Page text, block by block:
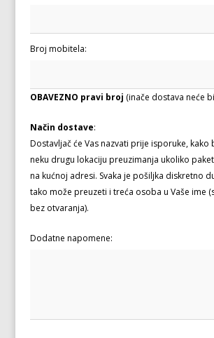
Broj mobitela:
OBAVEZNO pravi broj (inače dostava neće
Način dostave:
Dostavljač će Vas nazvati prije isporuke,
neku drugu lokaciju preuzimanja ukoliko
na kućnoj adresi. Svaka je pošiljka diskretno
tako može preuzeti i treća osoba u Vaše ime
bez otvaranja).
Dodatne napomene: